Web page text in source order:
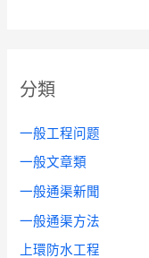
分類
一般工程问题
一般文章類
一般通渠新聞
一般通渠方法
上環防水工程